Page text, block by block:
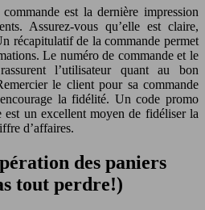
est la dernière impression
Assurez-vous qu’elle est claire,
récapitulatif de la commande permet
Le numéro de commande et le
l’utilisateur quant au bon
le client pour sa commande
la fidélité. Un code promo
est un excellent moyen de fidéliser la
d’affaires.
des paniers
tout perdre!)